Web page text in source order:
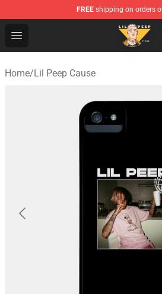
FREE shipping on orders
Open menu
Lil Peep Store - Official Lil
Home/Lil Peep Cause